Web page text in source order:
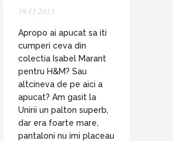
19.11.2013
Apropo ai apucat sa iti
cumperi ceva din
colectia Isabel Marant
pentru H&M? Sau
altcineva de pe aici a
apucat? Am gasit la
Unirii un palton superb,
dar era foarte mare,
pantaloni nu imi placeau